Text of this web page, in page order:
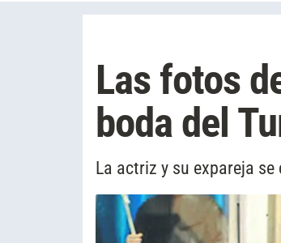
Las fotos
boda del
La actriz y su expareja